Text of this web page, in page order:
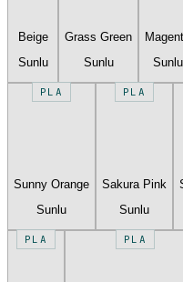
Beige
Sunlu
Grass Green
Sunlu
Sunlu
PLA
Sunny Orange
Sunlu
PLA
Sakura Pink
Sunlu
PLA PLA